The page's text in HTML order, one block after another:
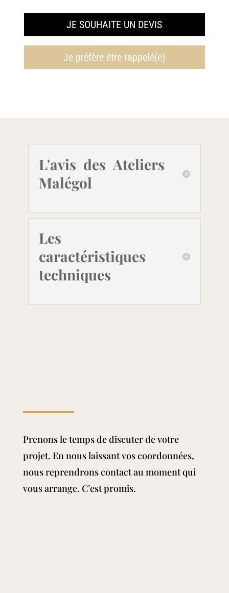
260,00€.
000,00€.
JE SOUHAITE UN DEVIS
Je préfère être rappelé(e)
L'avis des Ateliers
Malégol
Les
caractéristiques
techniques
Prenons le temps de discuter de votre
projet. En nous laissant vos coordonnées,
nous reprendrons contact au moment qui
vous arrange. C’est promis.